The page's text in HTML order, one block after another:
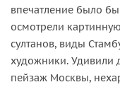
впечатление было
осмотрели
султанов, виды
художники. Удивили
пейзаж Москвы,